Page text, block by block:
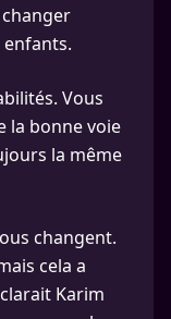
changer
enfants.
Vous
la bonne voie
la même
changent.
cela a
Karim